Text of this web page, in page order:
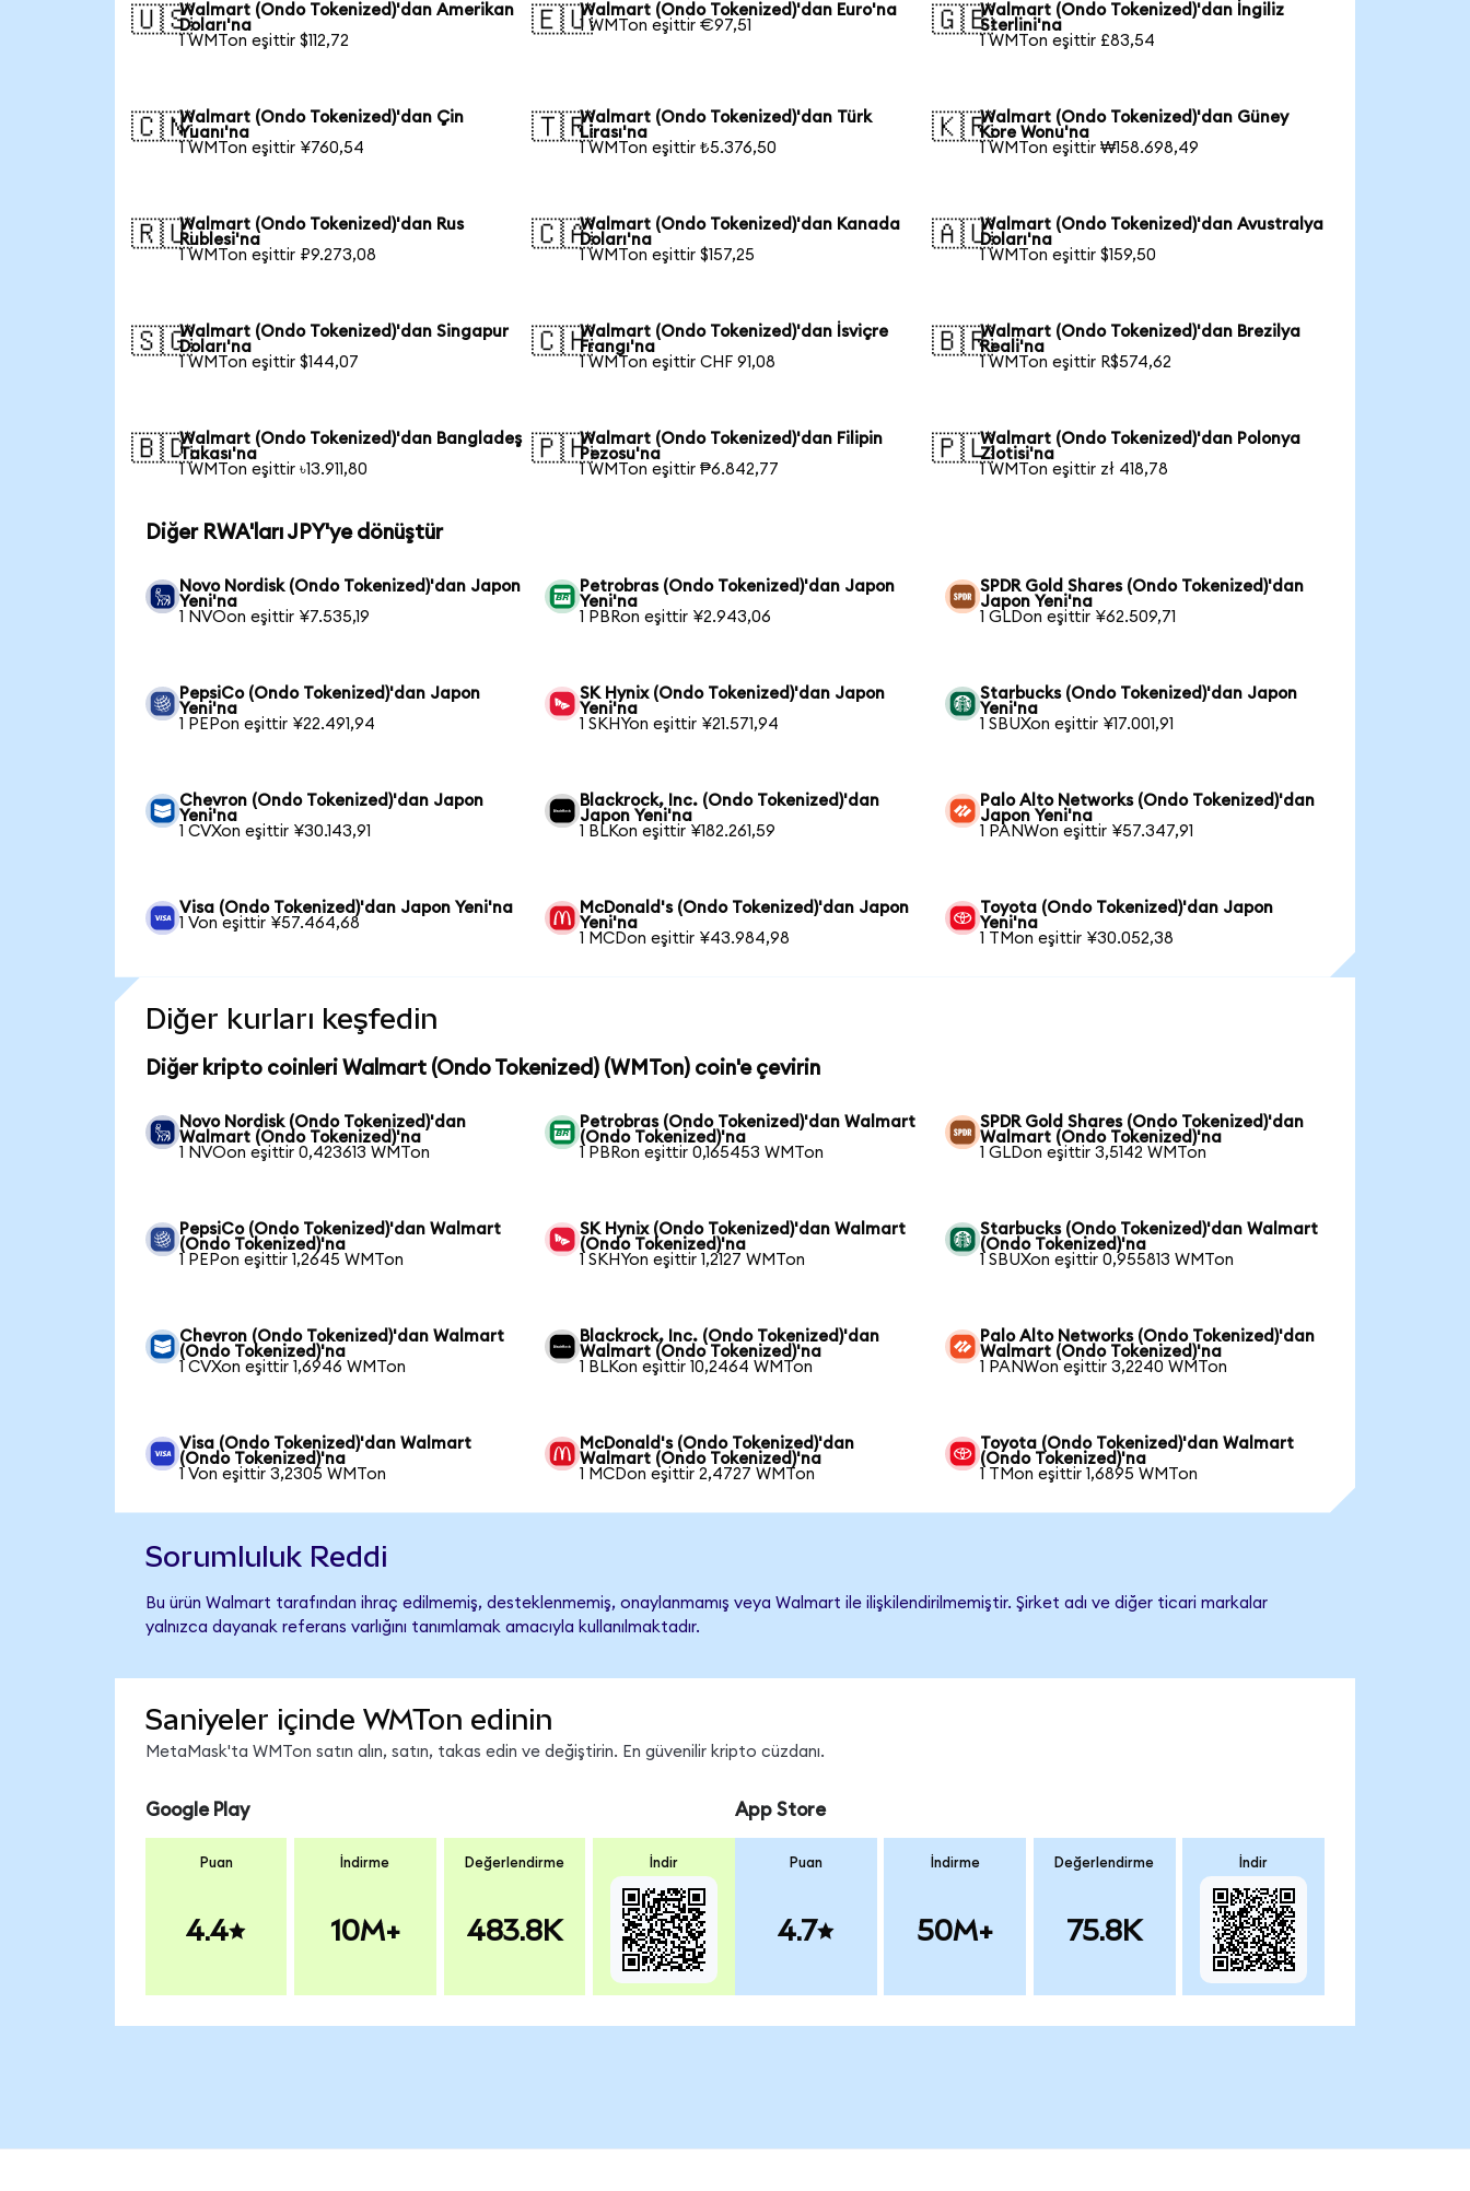
🇺🇸Walmart (Ondo Tokenized)'dan Amerikan
Doları'na
1 WMTon eşittir $112,72
🇪🇺Walmart (Ondo Tokenized)'dan Euro'na
1 WMTon eşittir €97,51
🇬🇧Walmart (Ondo Tokenized)'dan İngiliz
Sterlini'na
1 WMTon eşittir £83,54
🇨🇳Walmart (Ondo Tokenized)'dan Çin
Yuanı'na
1 WMTon eşittir ¥760,54
🇹🇷Walmart (Ondo Tokenized)'dan Türk
Lirası'na
1 WMTon eşittir ₺5.376,50
🇰🇷Walmart (Ondo Tokenized)'dan Güney
Kore Wonu'na
1 WMTon eşittir ₩158.698,49
🇷🇺Walmart (Ondo Tokenized)'dan Rus
Rublesi'na
1 WMTon eşittir ₽9.273,08
🇨🇦Walmart (Ondo Tokenized)'dan Kanada
Doları'na
1 WMTon eşittir $157,25
🇦🇺Walmart (Ondo Tokenized)'dan Avustralya
Doları'na
1 WMTon eşittir $159,50
🇸🇬Walmart (Ondo Tokenized)'dan Singapur
Doları'na
1 WMTon eşittir $144,07
🇨🇭Walmart (Ondo Tokenized)'dan İsviçre
Frangı'na
1 WMTon eşittir CHF 91,08
🇧🇷Walmart (Ondo Tokenized)'dan Brezilya
Reali'na
1 WMTon eşittir R$574,62
🇧🇩Walmart (Ondo Tokenized)'dan Bangladeş
Takası'na
1 WMTon eşittir ৳13.911,80
🇵🇭Walmart (Ondo Tokenized)'dan Filipin
Pezosu'na
1 WMTon eşittir ₱6.842,77
🇵🇱Walmart (Ondo Tokenized)'dan Polonya
Zlotisi'na
1 WMTon eşittir zł 418,78
Diğer RWA'ları JPY'ye dönüştür
Novo Nordisk (Ondo Tokenized)'dan Japon
Yeni'na
1 NVOon eşittir ¥7.535,19
Petrobras (Ondo Tokenized)'dan Japon
Yeni'na
1 PBRon eşittir ¥2.943,06
SPDR Gold Shares (Ondo Tokenized)'dan
Japon Yeni'na
1 GLDon eşittir ¥62.509,71
PepsiCo (Ondo Tokenized)'dan Japon
Yeni'na
1 PEPon eşittir ¥22.491,94
SK Hynix (Ondo Tokenized)'dan Japon
Yeni'na
1 SKHYon eşittir ¥21.571,94
Starbucks (Ondo Tokenized)'dan Japon
Yeni'na
1 SBUXon eşittir ¥17.001,91
Chevron (Ondo Tokenized)'dan Japon
Yeni'na
1 CVXon eşittir ¥30.143,91
Blackrock, Inc. (Ondo Tokenized)'dan
Japon Yeni'na
1 BLKon eşittir ¥182.261,59
Palo Alto Networks (Ondo Tokenized)'dan
Japon Yeni'na
1 PANWon eşittir ¥57.347,91
Visa (Ondo Tokenized)'dan Japon Yeni'na
1 Von eşittir ¥57.464,68
McDonald's (Ondo Tokenized)'dan Japon
Yeni'na
1 MCDon eşittir ¥43.984,98
Toyota (Ondo Tokenized)'dan Japon
Yeni'na
1 TMon eşittir ¥30.052,38
Diğer kurları keşfedin
Diğer kripto coinleri Walmart (Ondo Tokenized) (WMTon) coin'e çevirin
Novo Nordisk (Ondo Tokenized)'dan
Walmart (Ondo Tokenized)'na
1 NVOon eşittir 0,423613 WMTon
Petrobras (Ondo Tokenized)'dan Walmart
(Ondo Tokenized)'na
1 PBRon eşittir 0,165453 WMTon
SPDR Gold Shares (Ondo Tokenized)'dan
Walmart (Ondo Tokenized)'na
1 GLDon eşittir 3,5142 WMTon
PepsiCo (Ondo Tokenized)'dan Walmart
(Ondo Tokenized)'na
1 PEPon eşittir 1,2645 WMTon
SK Hynix (Ondo Tokenized)'dan Walmart
(Ondo Tokenized)'na
1 SKHYon eşittir 1,2127 WMTon
Starbucks (Ondo Tokenized)'dan Walmart
(Ondo Tokenized)'na
1 SBUXon eşittir 0,955813 WMTon
Chevron (Ondo Tokenized)'dan Walmart
(Ondo Tokenized)'na
1 CVXon eşittir 1,6946 WMTon
Blackrock, Inc. (Ondo Tokenized)'dan
Walmart (Ondo Tokenized)'na
1 BLKon eşittir 10,2464 WMTon
Palo Alto Networks (Ondo Tokenized)'dan
Walmart (Ondo Tokenized)'na
1 PANWon eşittir 3,2240 WMTon
Visa (Ondo Tokenized)'dan Walmart
(Ondo Tokenized)'na
1 Von eşittir 3,2305 WMTon
McDonald's (Ondo Tokenized)'dan
Walmart (Ondo Tokenized)'na
1 MCDon eşittir 2,4727 WMTon
Toyota (Ondo Tokenized)'dan Walmart
(Ondo Tokenized)'na
1 TMon eşittir 1,6895 WMTon
Sorumluluk Reddi
Bu ürün Walmart tarafından ihraç edilmemiş, desteklenmemiş, onaylanmamış veya Walmart ile ilişkilendirilmemiştir. Şirket adı ve diğer ticari markalar
yalnızca dayanak referans varlığını tanımlamak amacıyla kullanılmaktadır.
Saniyeler içinde WMTon edinin
MetaMask'ta WMTon satın alın, satın, takas edin ve değiştirin. En güvenilir kripto cüzdanı.
Google Play
Puan
4.4
İndirme
10M+
Değerlendirme
483.8K
İndir
App Store
Puan
4.7
İndirme
50M+
Değerlendirme
75.8K
İndir